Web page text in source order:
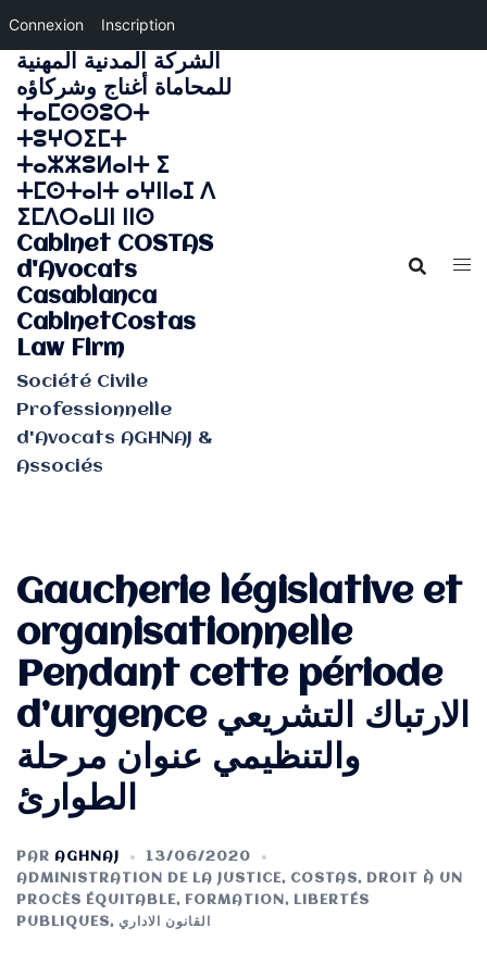
Connexion Inscription
Aller
au
contenu
الشركة المدنية المهنية
للمحاماة أغناج وشركاؤه
ⵜⴰⵎⵙⵙⵓⵔⵜ
ⵜⵓⵖⵔⵉⵎⵜ
ⵜⴰⵣⵣⵓⵍⴰⵏⵜ ⵉ
ⵜⵎⵙⵜⴰⵏⵜ ⴰⵖⵏⵏⴰⵊ ⴷ
ⵉⵎⴷⵔⴰⵡⵏ ⵏⵏⵙ
Cabinet COSTAS
d'Avocats
Casablanca
CabinetCostas
Law Firm
Société Civile
Professionnelle
d'Avocats AGHNAJ &
Associés
Gaucherie législative et
organisationnelle
Pendant cette période
d’urgence الارتباك التشريعي
والتنظيمي عنوان مرحلة
الطوارئ
PAR AGHNAJ
13/06/2020
ADMINISTRATION DE LA JUSTICE, COSTAS,
DROIT À UN
PROCÈS ÉQUITABLE, FORMATION ,
LIBERTÉS
PUBLIQUES, القانون الاداري